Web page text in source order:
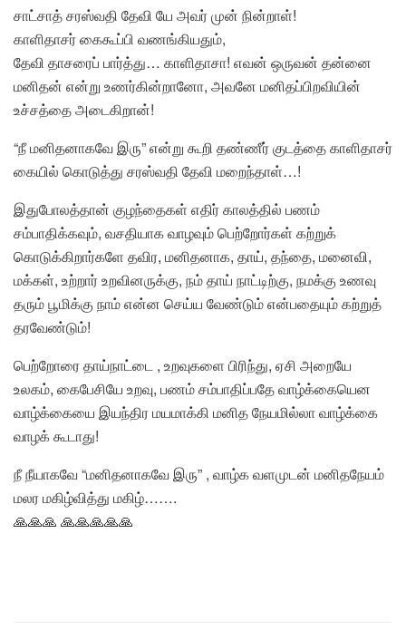
சாட்சாத் சரஸ்வதி தேவி யே அவர் முன் நின்றாள்!
காளிதாசர் கைகூப்பி வணங்கியதும்,
தேவி தாசரைப் பார்த்து… காளிதாசா! எவன் ஒருவன் தன்னை
மனிதன் என்று உணர்கின்றானோ, அவனே மனிதப்பிறவியின்
உச்சத்தை அடைகிறான்!
“நீ மனிதனாகவே இரு” என்று கூறி தண்ணீர் குடத்தை காளிதாசர்
கையில் கொடுத்து சரஸ்வதி தேவி மறைந்தாள்…!
இதுபோலத்தான் குழந்தைகள் எதிர் காலத்தில் பணம்
சம்பாதிக்கவும், வசதியாக வாழவும் பெற்றோர்கள் கற்றுக்
கொடுக்கிறார்களே தவிர, மனிதனாக, தாய், தந்தை, மனைவி,
மக்கள், உற்றார் உறவினருக்கு, நம் தாய் நாட்டிற்கு, நமக்கு உணவு
தரும் பூமிக்கு நாம் என்ன செய்ய வேண்டும் என்பதையும் கற்றுத்
தரவேண்டும்!
பெற்றோரை தாய்நாட்டை , உறவுகளை பிரிந்து, ஏசி அறையே
உலகம், கைபேசியே உறவு, பணம் சம்பாதிப்பதே வாழ்க்கையென
வாழ்க்கையை இயந்திர மயமாக்கி மனித நேயமில்லா வாழ்க்கை
வாழக் கூடாது!
நீ நீயாகவே “மனிதனாகவே இரு” , வாழ்க வளமுடன் மனிதநேயம்
மலர மகிழ்வித்து மகிழ்…….
🙏🙏🙏 🙏🙏🙏🙏🙏